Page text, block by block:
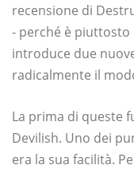
recensione di
- perché è piuttosto
introduce due
radicalmente il
La prima di queste
Devilish. Uno dei
era la sua facilità.